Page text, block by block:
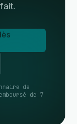
de
de 7